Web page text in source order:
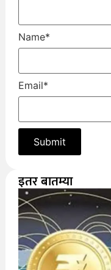
Name*
Email*
इतर बातम्या